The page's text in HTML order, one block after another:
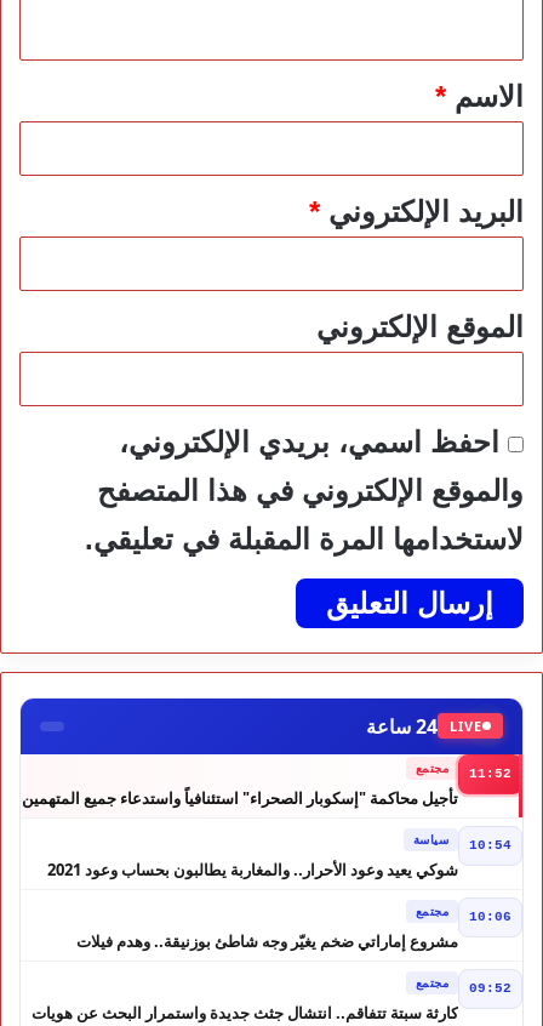
*الاسم*
البريد الإلكتروني*
الموقع الإلكتروني
احفظ اسمي، بريدي الإلكتروني،
والموقع الإلكتروني في هذا المتصفح
لاستخدامها المرة المقبلة في تعليقي.
LIVE 24 ساعة
11:52 مجتمع
تأجيل محاكمة "إسكوبار الصحراء" استئنافياً واستدعاء جميع المتهمين
10:54 سياسة
شوكي يعيد وعود الأحرار.. والمغاربة يطالبون بحساب وعود 2021
10:06 مجتمع
مشروع إماراتي ضخم يغيّر وجه شاطئ بوزنيقة.. وهدم فيلات
09:52 مجتمع
كارثة سبتة تتفاقم.. انتشال جثث جديدة واستمرار البحث عن هويات